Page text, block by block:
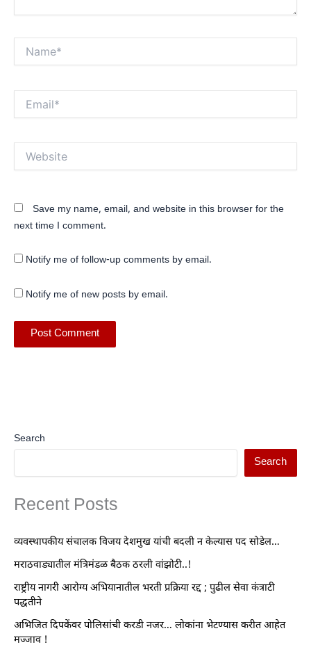
Save my name, email, and website in this browser for the
next time I comment.
Notify me of follow-up comments by email.
Notify me of new posts by email.
Search
Search
Recent Posts
व्यवस्थापकीय संचालक विजय देशमुख यांची बदली न केल्यास पद सोडेल…
मराठवाड्यातील मंत्रिमंडळ बैठक ठरली वांझोटी..!
राष्ट्रीय नागरी आरोग्य अभियानातील भरती प्रक्रिया रद्द ; पुढील सेवा कंत्राटी
पद्धतीने
अभिजित दिपकेंवर पोलिसांची करडी नजर… लोकांना भेटण्यास करीत आहेत
मज्जाव !